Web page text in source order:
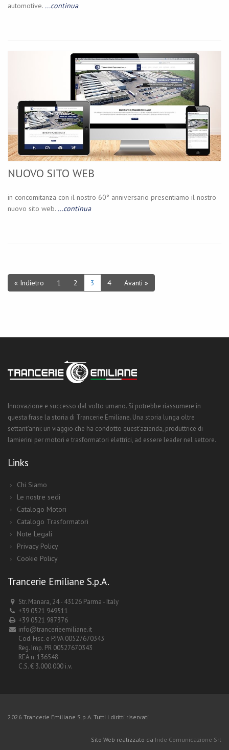
automotive. ...continua
NUOVO SITO WEB
in concomitanza con il nostro 60° anniversario presentiamo il nostro
nuovo sito web. ...continua
« Indietro 1 2 3 4 Avanti »
Innovazione e successo dal volto umano. Si potrebbe riassumere in
questa frase la storia di Trancerie Emiliane. Una storia lunga oltre
settant'anni: un viaggio che ha condotto quest'azienda, produttrice di
lamierini per motori e trasformatori elettrici, ad essere leader nel settore.
Links
Chi Siamo
Le nostre sedi
Catalogo Motori
Catalogo Trasformatori
Note Legali
Privacy Policy
Cookie Policy
Trancerie Emiliane S.p.A.
Str. Manara, 24 - 43126 Parma - Italy
+39 0521 949511
+39 0521 987376
info@trancerieemiliane.it
Cod. Fisc. e P.IVA 00527670343
Reg. Imp. PR 00527670343
REA n. 136548
C.S. € 3.000.000 i.v.
2026 Trancerie Emiliane S.p.A. Tutti i diritti riservati
Sito Web realizzato da Iride Comunicazione Srl